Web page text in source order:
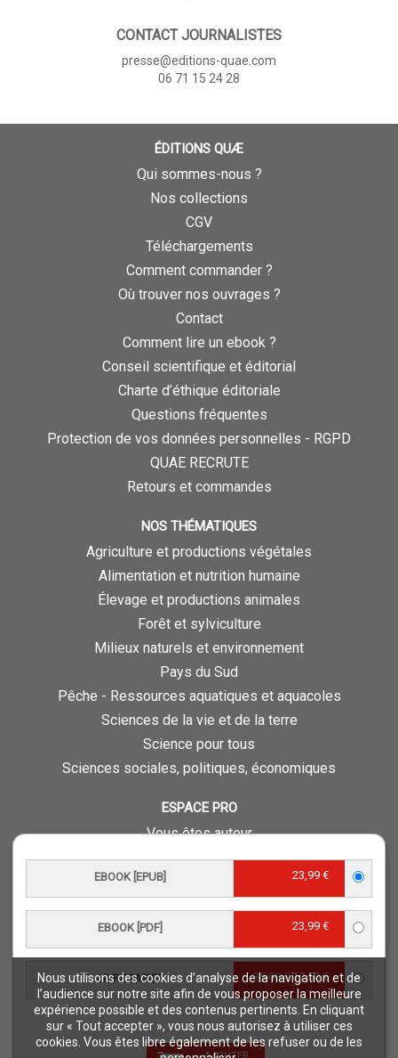
Nous utilisons des cookies d’analyse de la navigation et de
l’audience sur notre site afin de vous proposer la meilleure
expérience possible et des contenus pertinents. En cliquant
sur « Tout accepter », vous nous autorisez à utiliser ces
cookies. Vous êtes libre également de les refuser ou de les
EBOOK [EPUB] 23,99 €
EBOOK [PDF] 23,99 €
LIVRE PAPIER 35,00 € 17,50 €
CONTACT JOURNALISTES
presse@editions-quae.com
06 71 15 24 28
ÉDITIONS QUÆ
Qui sommes-nous ?
Nos collections
CGV
Téléchargements
Comment commander ?
Où trouver nos ouvrages ?
Contact
Comment lire un ebook ?
Conseil scientifique et éditorial
Charte d’éthique éditoriale
Questions fréquentes
Protection de vos données personnelles - RGPD
QUAE RECRUTE
Retours et commandes
NOS THÉMATIQUES
Agriculture et productions végétales
Alimentation et nutrition humaine
Élevage et productions animales
Forêt et sylviculture
Milieux naturels et environnement
Pays du Sud
Pêche - Ressources aquatiques et aquacoles
Sciences de la vie et de la terre
Science pour tous
Sciences sociales, politiques, économiques
ESPACE PRO
Vous êtes auteur
Vous êtes journaliste
Vous êtes libraire
Foreign rights
Procédure d'évaluation
NOTRE SITE
Quae © 2018
Mentions légales